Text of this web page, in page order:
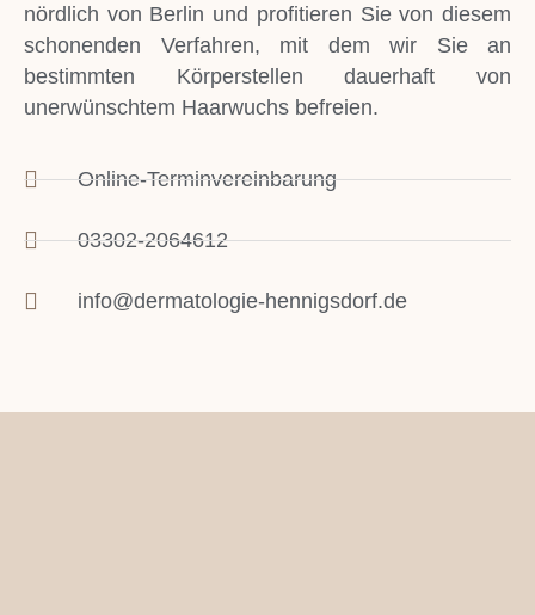
nördlich von Berlin und profitieren Sie von diesem
schonenden Verfahren, mit dem wir Sie an
bestimmten Körperstellen dauerhaft von
unerwünschtem Haarwuchs befreien.
Online-Terminvereinbarung
03302-2064612
info@dermatologie-hennigsdorf.de